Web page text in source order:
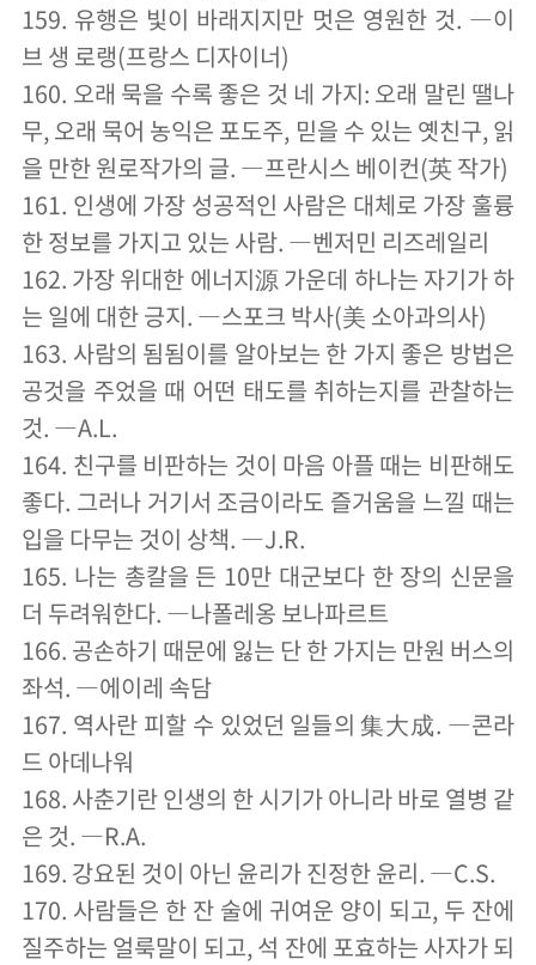
159. 유행은 빛이 바래지지만 멋은 영원한 것. ―이
브 생 로랭(프랑스 디자이너)
160. 오래 묵을 수록 좋은 것 네 가지: 오래 말린 땔나
무, 오래 묵어 농익은 포도주, 믿을 수 있는 옛친구, 읽
을 만한 원로작가의 글. ―프란시스 베이컨(英 작가)
161. 인생에 가장 성공적인 사람은 대체로 가장 훌륭
한 정보를 가지고 있는 사람. ―벤저민 리즈레일리
162. 가장 위대한 에너지源 가운데 하나는 자기가 하
는 일에 대한 긍지. ―스포크 박사(美 소아과의사)
163. 사람의 됨됨이를 알아보는 한 가지 좋은 방법은
공것을 주었을 때 어떤 태도를 취하는지를 관찰하는
것. ―A.L.
164. 친구를 비판하는 것이 마음 아플 때는 비판해도
좋다. 그러나 거기서 조금이라도 즐거움을 느낄 때는
입을 다무는 것이 상책. ―J.R.
165. 나는 총칼을 든 10만 대군보다 한 장의 신문을
더 두려워한다. ―나폴레옹 보나파르트
166. 공손하기 때문에 잃는 단 한 가지는 만원 버스의
좌석. ―에이레 속담
167. 역사란 피할 수 있었던 일들의 集大成. ―콘라
드 아데나워
168. 사춘기란 인생의 한 시기가 아니라 바로 열병 같
은 것. ―R.A.
169. 강요된 것이 아닌 윤리가 진정한 윤리. ―C.S.
170. 사람들은 한 잔 술에 귀여운 양이 되고, 두 잔에
질주하는 얼룩말이 되고, 석 잔에 포효하는 사자가 되